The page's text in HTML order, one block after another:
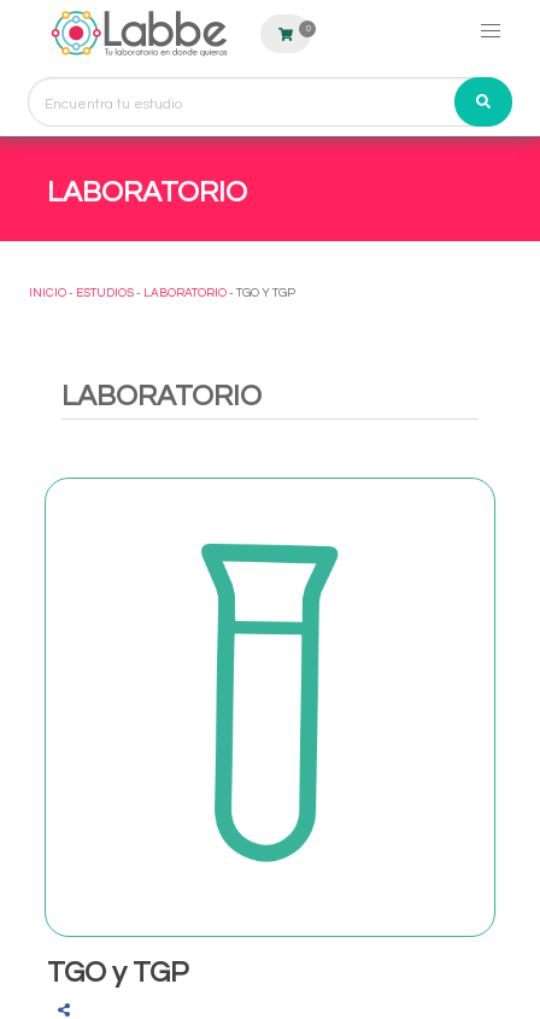
0
LABORATORIO
INICIO - ESTUDIOS - LABORATORIO - TGO Y TGP
LABORATORIO
TGO y TGP